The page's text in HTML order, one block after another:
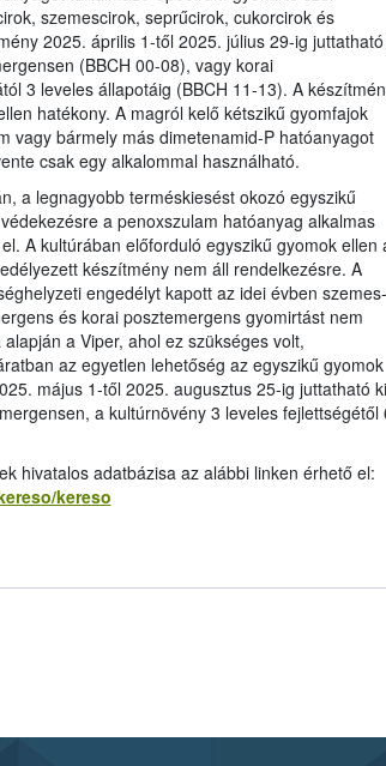
szemescirok, seprűcirok, cukorcirok és
2025. április 1-től 2025. július 29-ig
(BBCH 00-08), vagy korai
3 leveles állapotáig (BBCH 11-13). A
hatékony. A magról kelő kétszikű gyomfajok
vagy bármely más dimetenamid-P hatóanyagot
csak egy alkalommal használható.
a legnagyobb terméskiesést okozó egyszikű
a penoxszulam hatóanyag alkalmas
A kultúrában előforduló egyszikű gyomok ellen
készítmény nem áll rendelkezésre. A
engedélyt kapott az idei évben szemes-
és korai posztemergens gyomirtást nem
a Viper, ahol ez szükséges volt,
az egyetlen lehetőség az egyszikű gyomok
május 1-től 2025. augusztus 25-ig juttatható ki
a kultúrnövény 3 leveles fejlettségétől
hivatalos adatbázisa az alábbi linken érhető el:
kereso